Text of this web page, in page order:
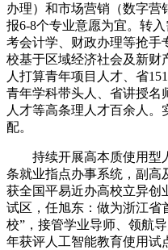
办理）和市场营销（数字营
报6-8个专业意愿为宜。转
考会计学、财政办理等抢手
校基于区域经济社会及新财
人打算青年项目人才、省
青年学科带头人、省讲授名
人才等高条理人才百余人
配。
持续开展高本质使用型
条就业指点办事系统，副高
获全国平易近办高校立异创
试区，任旭东：做为浙江省
校”，接管学业导师、领航
年获评人工智能教育使用试